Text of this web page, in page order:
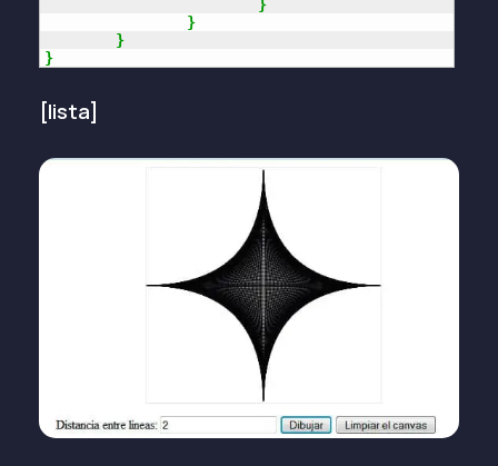
}
}
}
}
[lista]